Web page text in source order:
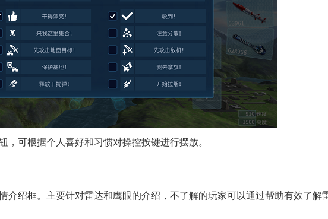
，可根据个人喜好和习惯对操控按键进行摆放。
介绍框。主要针对雷达和鹰眼的介绍，不了解的玩家可以通过帮助有效了解